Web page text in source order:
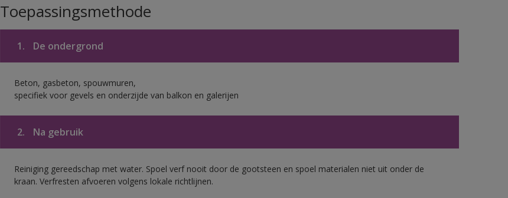
Toepassingsmethode
1. De ondergrond
Beton, gasbeton, spouwmuren,
specifiek voor gevels en onderzijde van balkon en galerijen
2. Na gebruik
Reiniging gereedschap met water. Spoel verf nooit door de gootsteen en spoel materialen niet uit onder de
kraan. Verfresten afvoeren volgens lokale richtlijnen.